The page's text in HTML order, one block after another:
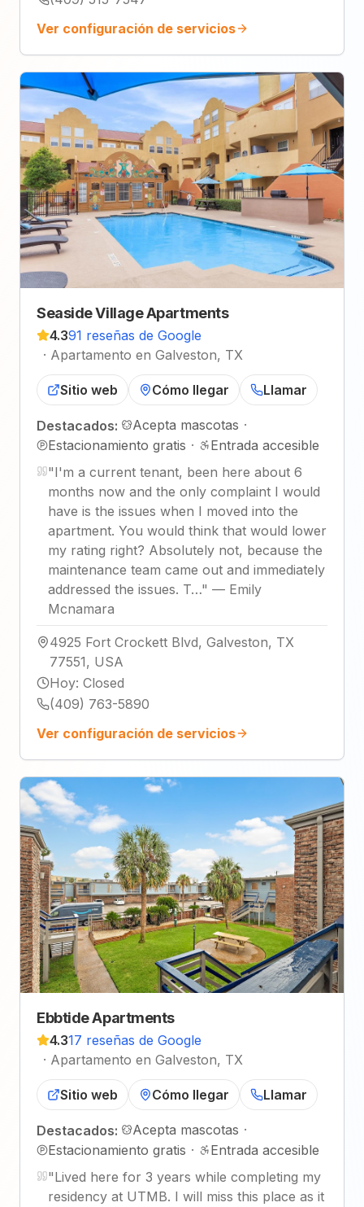
Ver configuración de servicios
Seaside Village Apartments
4.391 reseñas de Google
· Apartamento en Galveston, TX
Sitio web Cómo llegar Llamar
Destacados: Acepta mascotas ·
Estacionamiento gratis ·
Entrada accesible
"I'm a current tenant, been here about 6
months now and the only complaint I would
have is the issues when I moved into the
apartment. You would think that would lower
my rating right? Absolutely not, because the
maintenance team came out and immediately
addressed the issues. T…" — Emily
Mcnamara
4925 Fort Crockett Blvd, Galveston, TX
77551, USA
Hoy: Closed
(409) 763-5890
Ver configuración de servicios
Ebbtide Apartments
4.317 reseñas de Google
· Apartamento en Galveston, TX
Sitio web Cómo llegar Llamar
Destacados: Acepta mascotas ·
Estacionamiento gratis ·
Entrada accesible
"Lived here for 3 years while completing my
residency at UTMB. I will miss this place as it